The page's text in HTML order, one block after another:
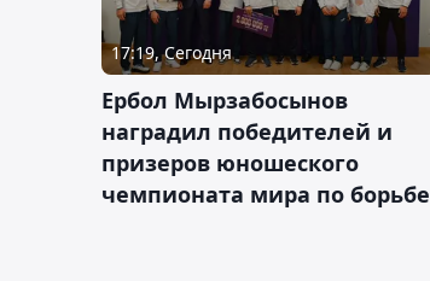
17:19, Сегодня
Ербол Мырзабосынов
наградил победителей и
призеров юношеского
чемпионата мира по борьбе